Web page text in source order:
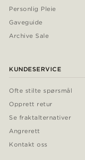
Personlig Pleie
Gaveguide
Archive Sale
KUNDESERVICE
Ofte stilte spørsmål
Opprett retur
Se fraktalternativer
Angrerett
Kontakt oss